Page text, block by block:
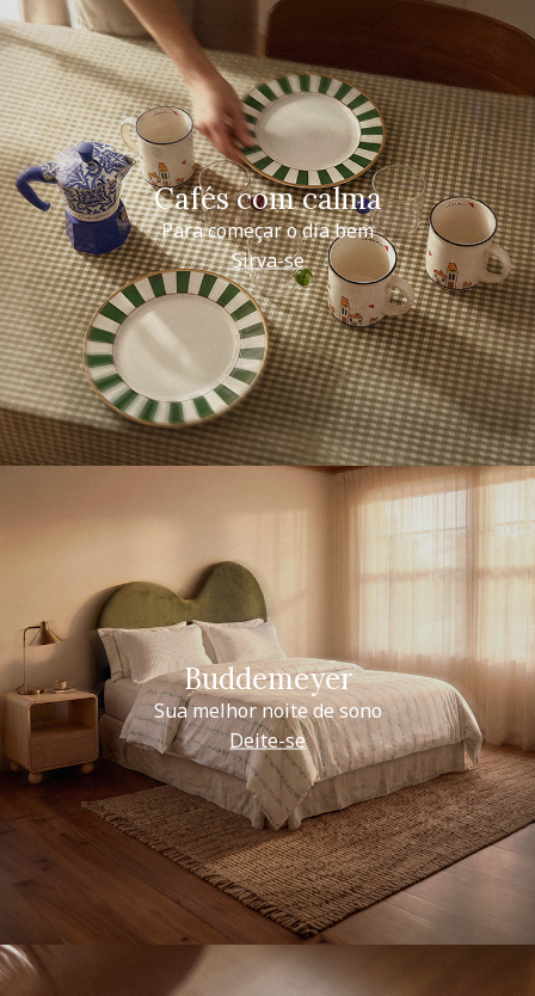
Cafés com calma
Para começar o dia bem
Sirva-se
Buddemeyer
Sua melhor noite de sono
Deite-se